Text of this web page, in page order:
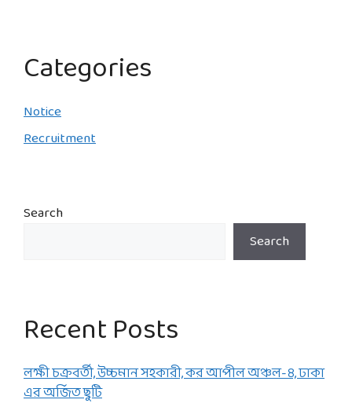
Categories
Notice
Recruitment
Search
Search
Recent Posts
লক্ষী চক্রবর্তী, উচ্চমান সহকারী, কর আপীল অঞ্চল-৪, ঢাকা
এর অর্জিত ছুটি